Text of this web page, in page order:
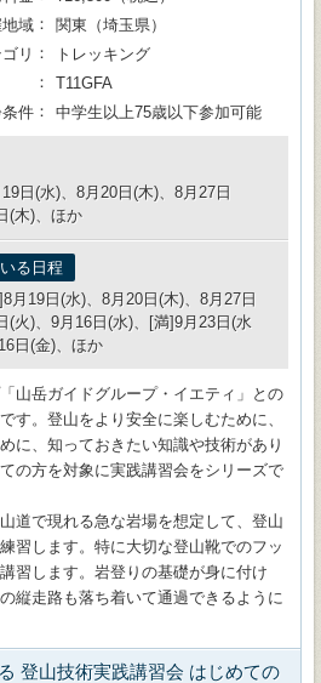
域
関東（埼玉県）
リ
トレッキング
T11GFA
件
中学生以上75歳以下参加可能
日(水)、8月20日(木)、8月27日
(木)、ほか
る日程
月19日(水)、8月20日(木)、8月27日
(火)、9月16日(水)、[満]9月23日(水
日(金)、ほか
山岳ガイドグループ・イエティ」との
す。登山をより安全に楽しむために、
に、知っておきたい知識や技術があり
の方を対象に実践講習会をシリーズで
道で現れる急な岩場を想定して、登山
習します。特に大切な登山靴でのフッ
習します。岩登りの基礎が身に付け
縦走路も落ち着いて通過できるように
登山技術実践講習会 はじめての